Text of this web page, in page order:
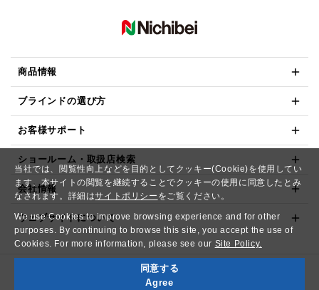
当社では、閲覧性向上などを目的としてクッキー(Cookie)を使用してい
ます。本サイトの閲覧を継続することでクッキーの使用に同意したとみ
なされます。詳細はサイトポリシー をご覧ください。
We use Cookies to improve browsing experience and for other
purposes. By continuing to browse this site, you accept the use of
Cookies. For more information, please see our Site Policy.
同意する
Agree
商品情報
ブラインドの選び方
お客様サポート
ショールーム・取扱店検索
会社情報
ウェブサイトについて
Copyright© NICHIBEI CO.,LTD. All Rights Reserved.